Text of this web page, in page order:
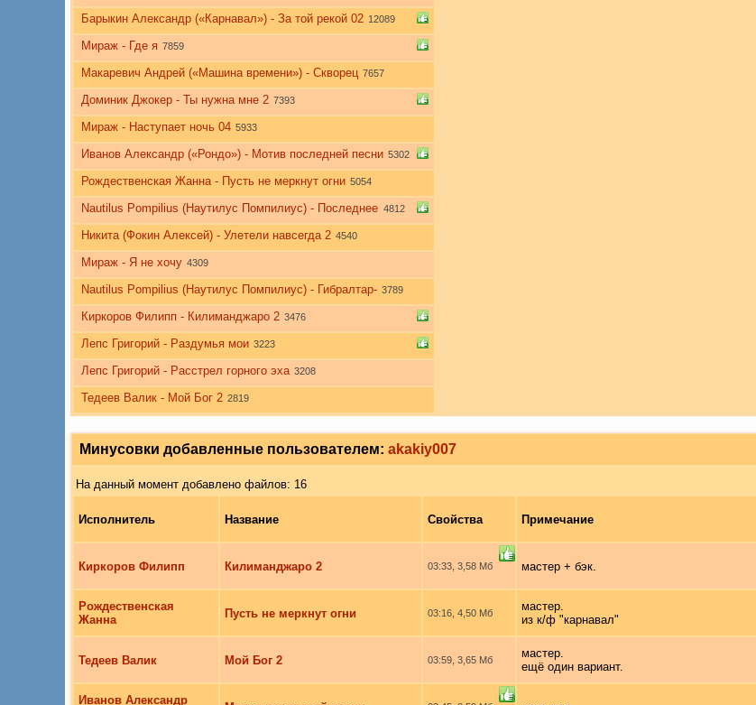
Барыкин Александр («Карнавал») - За той рекой 02 12089
Мираж - Где я 7859
Макаревич Андрей («Машина времени») - Скворец 7657
Доминик Джокер - Ты нужна мне 2 7393
Мираж - Наступает ночь 04 5933
Иванов Александр («Рондо») - Мотив последней песни 5302
Рождественская Жанна - Пусть не меркнут огни 5054
Nautilus Pompilius (Наутилус Помпилиус) - Последнее 4812
Никита (Фокин Алексей) - Улетели навсегда 2 4540
Мираж - Я не хочу 4309
Nautilus Pompilius (Наутилус Помпилиус) - Гибралтар- 3789
Киркоров Филипп - Килиманджаро 2 3476
Лепс Григорий - Раздумья мои 3223
Лепс Григорий - Расстрел горного эха 3208
Тедеев Валик - Мой Бог 2 2819
Минусовки добавленные пользователем: akakiy007
На данный момент добавлено файлов: 16
Исполнитель Название Свойства Примечание
Киркоров Филипп Килиманджаро 2 03:33, 3,58 Мб мастер + бэк.
Рождественская
Жанна
Пусть не меркнут огни 03:16, 4,50 Мб
мастер.
из к/ф "карнавал"
Тедеев Валик Мой Бог 2 03:59, 3,65 Мб
мастер.
ещё один вариант.
Иванов Александр